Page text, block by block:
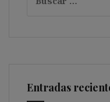
Entradas